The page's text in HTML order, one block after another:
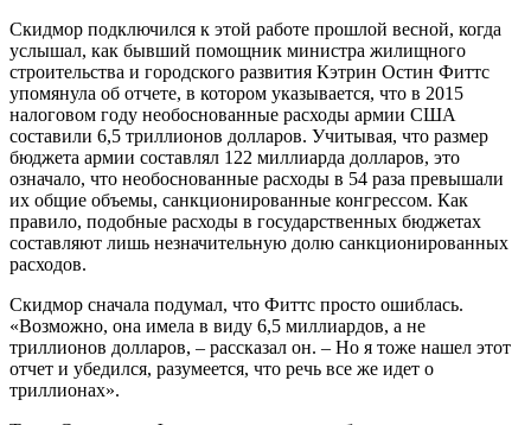
Скидмор подключился к этой работе прошлой весной, когда
услышал, как бывший помощник министра жилищного
строительства и городского развития Кэтрин Остин Фиттс
упомянула об отчете, в котором указывается, что в 2015
налоговом году необоснованные расходы армии США
составили 6,5 триллионов долларов. Учитывая, что размер
бюджета армии составлял 122 миллиарда долларов, это
означало, что необоснованные расходы в 54 раза превышали
их общие объемы, санкционированные конгрессом. Как
правило, подобные расходы в государственных бюджетах
составляют лишь незначительную долю санкционированных
расходов.
Скидмор сначала подумал, что Фиттс просто ошиблась.
«Возможно, она имела в виду 6,5 миллиардов, а не
триллионов долларов, – рассказал он. – Но я тоже нашел этот
отчет и убедился, разумеется, что речь все же идет о
триллионах».